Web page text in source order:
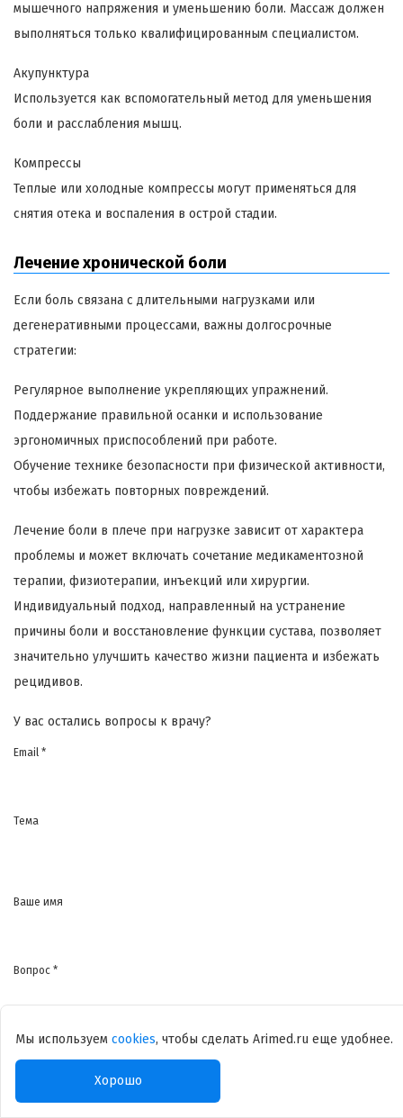
мышечного напряжения и уменьшению боли. Массаж должен
выполняться только квалифицированным специалистом.
Акупунктура
Используется как вспомогательный метод для уменьшения
боли и расслабления мышц.
Компрессы
Теплые или холодные компрессы могут применяться для
снятия отека и воспаления в острой стадии.
Лечение хронической боли
Если боль связана с длительными нагрузками или
дегенеративными процессами, важны долгосрочные
стратегии:
Регулярное выполнение укрепляющих упражнений.
Поддержание правильной осанки и использование
эргономичных приспособлений при работе.
Обучение технике безопасности при физической активности,
чтобы избежать повторных повреждений.
Лечение боли в плече при нагрузке зависит от характера
проблемы и может включать сочетание медикаментозной
терапии, физиотерапии, инъекций или хирургии.
Индивидуальный подход, направленный на устранение
причины боли и восстановление функции сустава, позволяет
значительно улучшить качество жизни пациента и избежать
рецидивов.
У вас остались вопросы к врачу?
Email *
Тема
Ваше имя
Вопрос *
Я согласен наобработку моих персональных данных
Мы используем cookies, чтобы сделать Arimed.ru еще удобнее.
Хорошо